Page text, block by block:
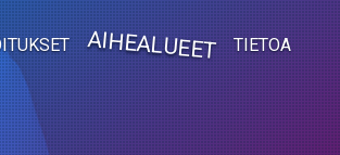
AIHEALUEET TIETOA